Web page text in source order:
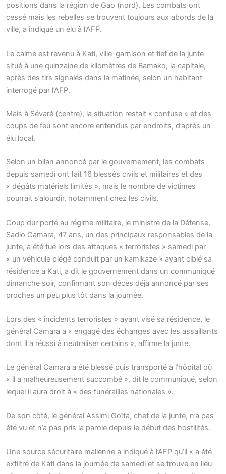
positions dans la région de Gao (nord). Les combats ont
cessé mais les rebelles se trouvent toujours aux abords de la
ville, a indiqué un élu à l’AFP.
Le calme est revenu à Kati, ville-garnison et fief de la junte
situé à une quinzaine de kilomètres de Bamako, la capitale,
après des tirs signalés dans la matinée, selon un habitant
interrogé par l’AFP.
Mais à Sévaré (centre), la situation restait « confuse » et des
coups de feu sont encore entendus par endroits, d’après un
élu local.
Selon un bilan annoncé par le gouvernement, les combats
depuis samedi ont fait 16 blessés civils et militaires et des
« dégâts matériels limités », mais le nombre de victimes
pourrait s’alourdir, notamment chez les civils.
Coup dur porté au régime militaire, le ministre de la Défense,
Sadio Camara, 47 ans, un des principaux responsables de la
junte, a été tué lors des attaques « terroristes » samedi par
« un véhicule piégé conduit par un kamikaze » ayant ciblé sa
résidence à Kati, a dit le gouvernement dans un communiqué
dimanche soir, confirmant son décès déjà annoncé par ses
proches un peu plus tôt dans la journée.
Lors des « incidents terroristes » ayant visé sa résidence, le
général Camara a « engagé des échanges avec les assaillants
dont il a réussi à neutraliser certains », affirme la junte.
Le général Camara a été blessé puis transporté à l’hôpital où
« il a malheureusement succombé », dit le communiqué, selon
lequel il aura droit à « des funérailles nationales ».
De son côté, le général Assimi Goïta, chef de la junte, n’a pas
été vu et n’a pas pris la parole depuis le début des hostilités.
Une source sécuritaire malienne a indiqué à l’AFP qu’il « a été
exfiltré de Kati dans la journée de samedi et se trouve en lieu